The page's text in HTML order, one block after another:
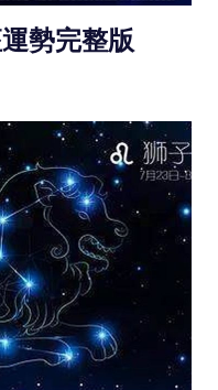
勢完整版